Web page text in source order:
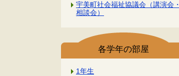
宇美町社会福祉協議会（講演会・
相談会）
各学年の部屋
1年生